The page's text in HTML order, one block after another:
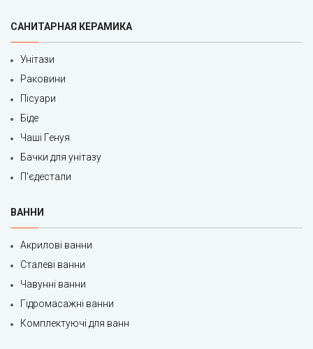
САНИТАРНАЯ КЕРАМИКА
Унітази
Раковини
Пісуари
Біде
Чаші Генуя
Бачки для унітазу
П'єдестали
ВАННИ
Акрилові ванни
Сталеві ванни
Чавунні ванни
Гідромасажні ванни
Комплектуючі для ванн